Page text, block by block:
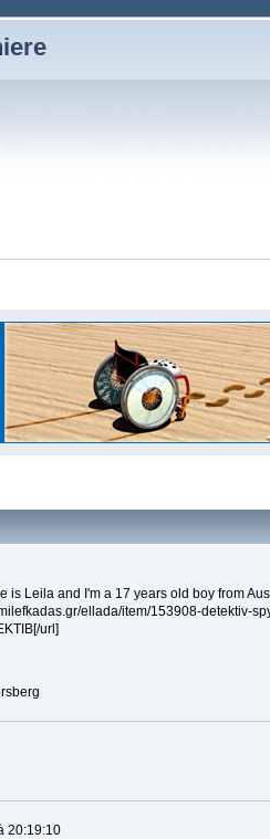
is Leila and I'm a 17 years old boy from
ellada/item/153908-detektiv-
url]
20:19:10